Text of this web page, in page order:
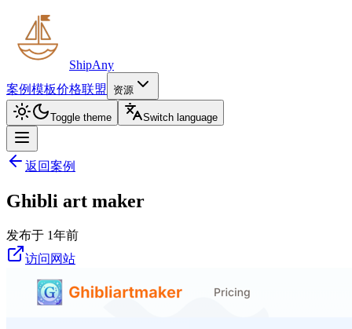
ShipAny
案例模板价格联盟 资源
Toggle theme Switch language
返回案例
Ghibli art maker
发布于 1年前
访问网站